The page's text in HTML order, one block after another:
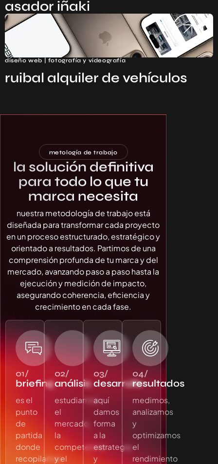
asador iñaki
diseño web | fotografía y videografía
ruibal alquiler de vehículos
metología de trabajo
la solución definitiva
para todo lo que tu
marca necesita
nuestra metodología de trabajo está
diseñada paratransformar cada proyecto
en un proceso estructurado, estratégico y
orientado a resultados. Partimos de una
comprensión profunda de tu marca y del
mercado, avanzando paso a paso hasta la
ejecución y medición de impacto,
asegurando coherencia, eficiencia y
crecimiento en cada fase.
01/
briefing
es el
punto
de
partida
donde
recopilamos
02/
análisis
estudiamos
el
mercado,
la
competencia
y el
03/
desarrollo
aquí
damos
forma
a la
estrategia
y
04/
resultados
medimos,
analizamos
y
optimizamos
el
rendimiento